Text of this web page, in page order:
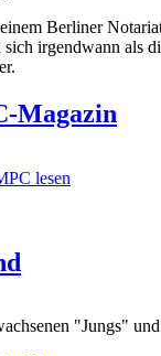
Berliner
irgendwann als
Magazin
lesen
"Jungs"